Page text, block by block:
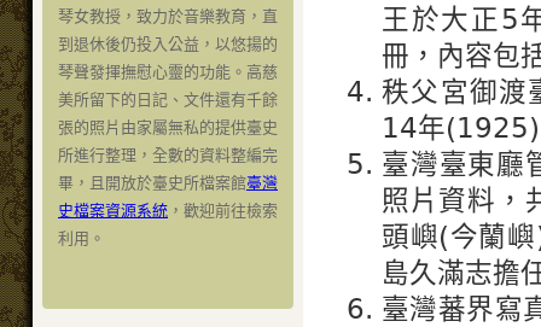
琴女教授，致力於音樂教育，直
到退休後仍投入公益，以悠揚的
琴聲發揮撫慰心靈的功能。高慈
美所留下的日記、文件還有千餘
張的照片由家屬無私的提供臺史
所進行整理，全數的資料整編完
畢，且開放於臺史所檔案館臺灣
史檔案資源系統 ，歡迎前往檢索
利用。
王於大正5
冊，內容包
秩父宮御渡
14年
臺灣臺東廳
照片資料，
頭嶼(今蘭
島久滿志擔
臺灣蕃界寫